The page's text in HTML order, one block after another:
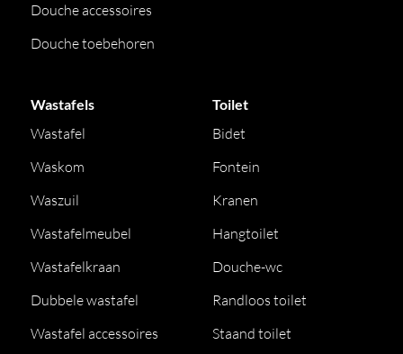
Douche accessoires
Douche toebehoren
Wastafels
Wastafel
Waskom
Waszuil
Wastafelmeubel
Wastafelkraan
Dubbele wastafel
Wastafel accessoires
Toilet
Bidet
Fontein
Kranen
Hangtoilet
Douche-wc
Randloos toilet
Staand toilet